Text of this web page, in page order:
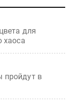
для
хаоса
пройдут в